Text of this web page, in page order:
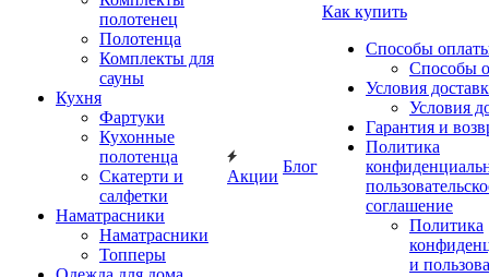
полотенец
Полотенца
Комплекты для
сауны
Кухня
Фартуки
Кухонные
полотенца
Скатерти и
салфетки
Наматрасники
Наматрасники
Топперы
Акции
Блог
Как купить
Способы
Способы
Условия
Условия
Гарантия и
Политика
соглашение
Политика
и